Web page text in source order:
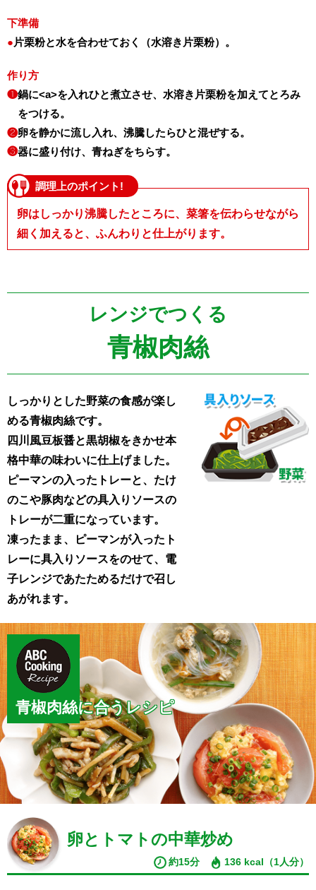
下準備
片栗粉と水を合わせておく（水溶き片栗粉）。
作り方
❶鍋に<a>を入れひと煮立させ、水溶き片栗粉を加えてとろみ
をつける。
❷卵を静かに流し入れ、沸騰したらひと混ぜする。
❸器に盛り付け、青ねぎをちらす。
調理上のポイント!
卵はしっかり沸騰したところに、菜箸を伝わらせながら
細く加えると、 ふんわりと仕上がります。
レンジでつくる
青椒肉絲
しっかりとした野菜の食感が楽し
める青椒肉絲です。
四川風豆板醤と黒胡椒をきかせ本
格中華の味わいに仕上げました。
ピーマンの入ったトレーと、たけ
のこや豚肉などの具入りソースの
トレーが二重になっています。
凍ったまま、ピーマンが入ったト
レーに具入りソースをのせて、電
子レンジであたためるだけで召し
あがれます。
青椒肉絲に合うレシピ
卵とトマトの中華炒め
約15分 136 kcal（1人分）